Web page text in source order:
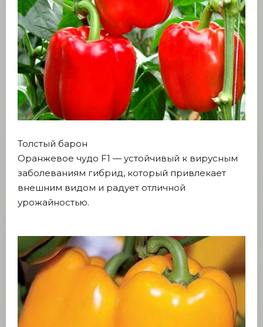
Толстый барон
Оранжевое чудо F1 — устойчивый к вирусным
заболеваниям гибрид, который привлекает
внешним видом и радует отличной
урожайностью.